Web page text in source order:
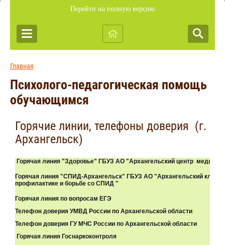
Перейти на полную версию
Главная
Психолого-педагогическая помощь
обучающимся
Горячие линии, телефоны доверия (г.
Архангельск)
Горячая линия "Здоровье" ГБУЗ АО "Архангельский центр
Горячая линия "СПИД-Архангельск" ГБУЗ АО "Архангельский
профилактике и борьбе со СПИД "
Горячая линия по вопросам ЕГЭ
Телефон доверия УМВД России по Архангельской области
Телефон доверия ГУ МЧС России по Архангельской области
Горячая линия Госнаркоконтроля